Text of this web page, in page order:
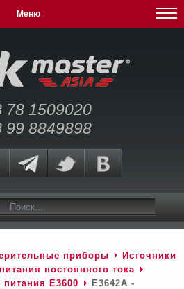
Меню
78 1509020
99 8849898
приборы
Источники
постоянного тока
E3600
E3642A -